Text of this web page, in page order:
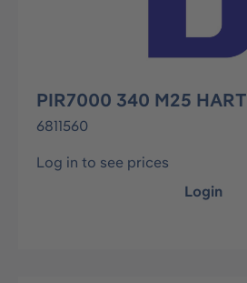
PIR7000 340 M25 HART
6811560
Log in to see prices
Login